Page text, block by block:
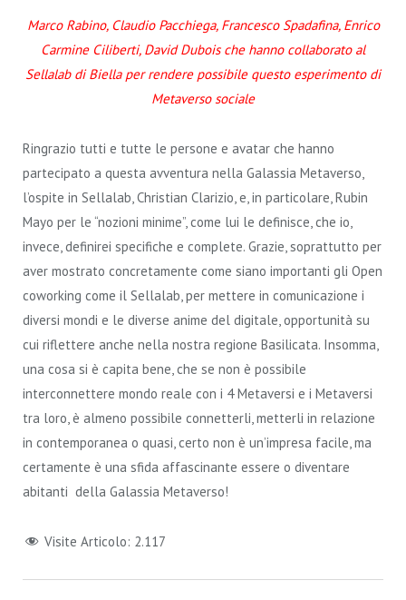
Marco Rabino, Claudio Pacchiega, Francesco Spadafina, Enrico
Carmine Ciliberti, David Dubois che hanno collaborato al
Sellalab di Biella per rendere possibile questo esperimento di
Metaverso sociale
Ringrazio tutti e tutte le persone e avatar che hanno
partecipato a questa avventura nella Galassia Metaverso,
l’ospite in Sellalab, Christian Clarizio, e, in particolare, Rubin
Mayo per le “nozioni minime”, come lui le definisce, che io,
invece, definirei specifiche e complete. Grazie, soprattutto per
aver mostrato concretamente come siano importanti gli Open
coworking come il Sellalab, per mettere in comunicazione i
diversi mondi e le diverse anime del digitale, opportunità su
cui riflettere anche nella nostra regione Basilicata. Insomma,
una cosa si è capita bene, che se non è possibile
interconnettere mondo reale con i 4 Metaversi e i Metaversi
tra loro, è almeno possibile connetterli, metterli in relazione
in contemporanea o quasi, certo non è un’impresa facile, ma
certamente è una sfida affascinante essere o diventare
abitanti della Galassia Metaverso!
Visite Articolo: 2.117